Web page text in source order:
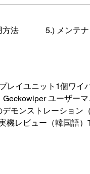
方法 5.) メンテ
レイユニット1個ワイ
ユーザー
モンストレーション
機レビュー（韓国語）